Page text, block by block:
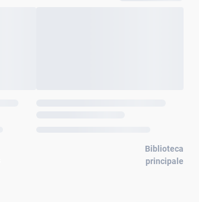
Biblioteca
principale